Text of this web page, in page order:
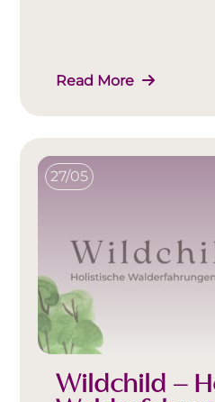
Read More
27/05
Wildchild –